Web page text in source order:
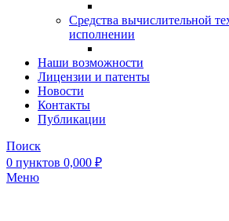
Средства вычислительной
исполнении
Наши возможности
Лицензии и патенты
Новости
Контакты
Публикации
Поиск
0 пунктов 0,000 ₽
Меню